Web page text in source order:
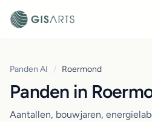
Panden AI / Roermond
Panden in
Aantallen, bouwjaren,